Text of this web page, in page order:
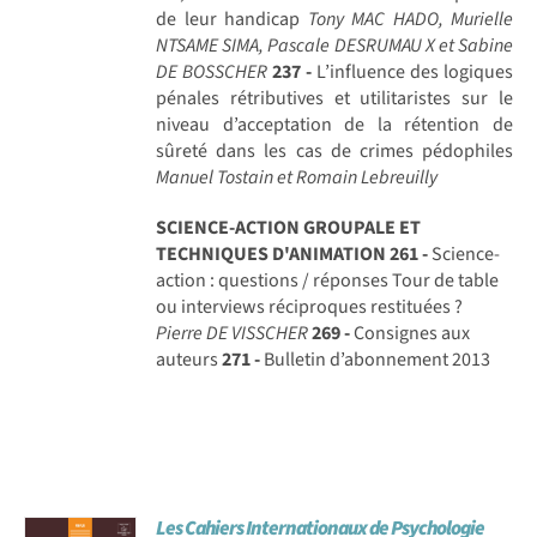
de leur handicap Tony MAC HADO, Murielle
NTSAME SIMA, Pascale DESRUMAU X et Sabine
DE BOSSCHER237 - L’influence des logiques
pénales rétributives et utilitaristes sur le
niveau d’acceptation de la rétention de
sûreté dans les cas de crimes pédophiles
Manuel Tostain et Romain Lebreuilly
SCIENCE-ACTION GROUPALE ET
TECHNIQUES D'ANIMATION261 -Science-
action : questions / réponses Tour de table
ou interviews réciproques restituées ?
Pierre DE VISSCHER269 -Consignes aux
auteurs271 -Bulletin d’abonnement 2013
Les Cahiers Internationaux de Psychologie